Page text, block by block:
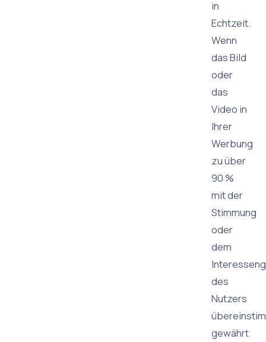
in
Echtzeit.
Wenn
das Bild
oder
das
Video in
Ihrer
Werbung
zu über
90 %
mit der
Stimmung
oder
dem
des
Nutzers
gewährt